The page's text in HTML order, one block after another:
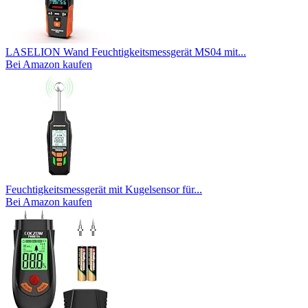
LASELION Wand Feuchtigkeitsmessgerät MS04 mit...
Bei Amazon kaufen
Feuchtigkeitsmessgerät mit Kugelsensor für...
Bei Amazon kaufen